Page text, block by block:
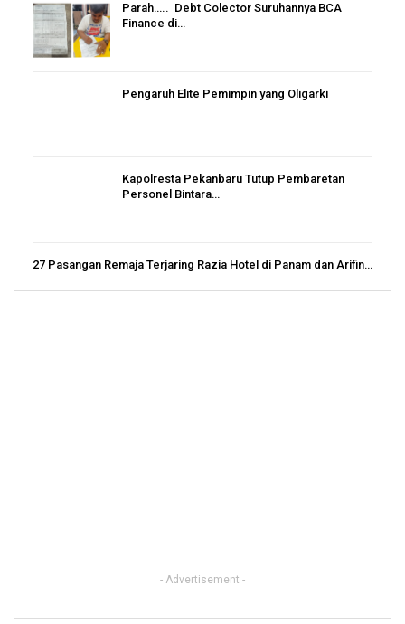
Parah….. Debt Colector Suruhannya BCA
Finance di…
Pengaruh Elite Pemimpin yang Oligarki
Kapolresta Pekanbaru Tutup Pembaretan
Personel Bintara…
27 Pasangan Remaja Terjaring Razia Hotel di Panam dan Arifin…
- Advertisement -